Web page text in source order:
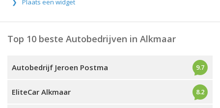
Plaats een widget
Top 10 beste Autobedrijven in Alkmaar
Autobedrijf Jeroen Postma 9.7
EliteCar Alkmaar 8.2